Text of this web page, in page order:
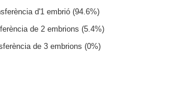
d'1 embrió (94.6%)
de 2 embrions (5.4%)
de 3 embrions (0%)